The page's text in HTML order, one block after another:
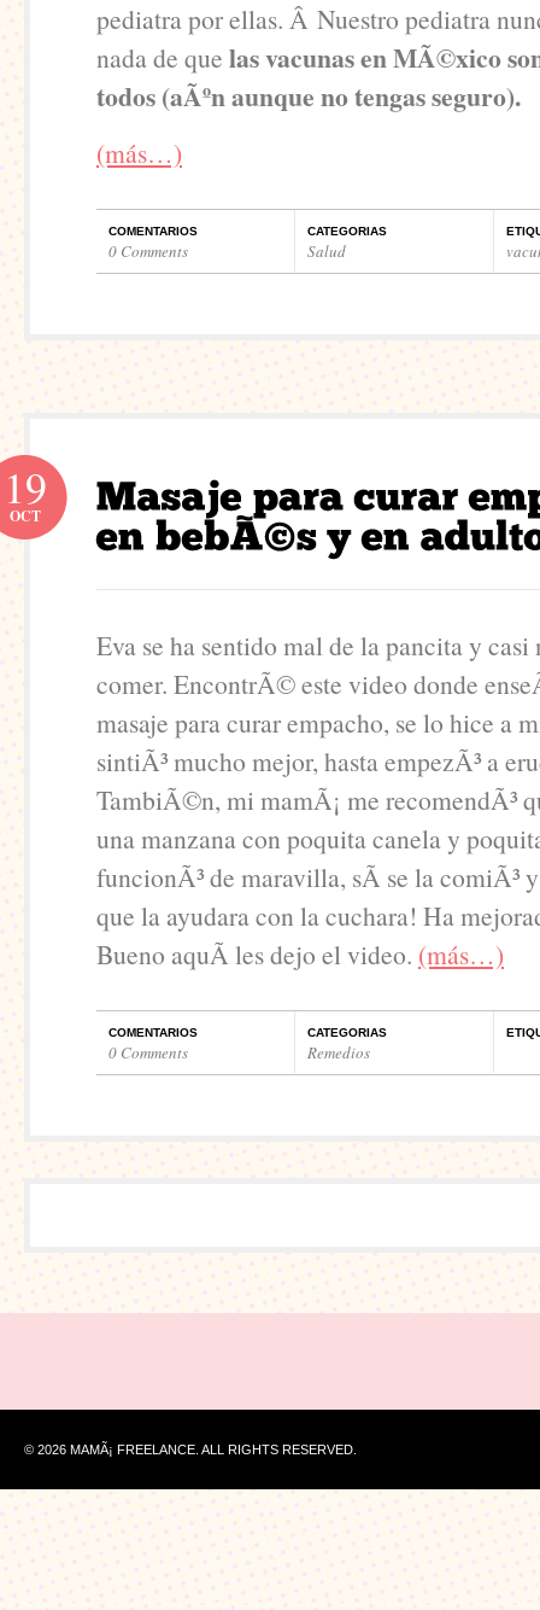
pediatra por ellas. Â Nuestro pediatra
nada de que las vacunas en MÃ©xico
todos (aÃºn aunque no tengas seguro).
(más…)
COMENTARIOS
0 Comments
CATEGORIAS
Salud
19
OCT
Eva se ha sentido mal de la pancita y
comer. EncontrÃ© este video donde
masaje para curar empacho, se lo hice a
sintiÃ³ mucho mejor, hasta empezÃ³ a
TambiÃ©n, mi mamÃ¡ me recomendÃ³
una manzana con poquita canela y
funcionÃ³ de maravilla, sÃ­ se la comiÃ³
que la ayudara con la cuchara! Ha
Bueno aquÃ­ les dejo el video. (más…)
COMENTARIOS
0 Comments
CATEGORIAS
Remedios
© 2026 MAMÃ¡ FREELANCE. ALL RIGHTS RESERVED.